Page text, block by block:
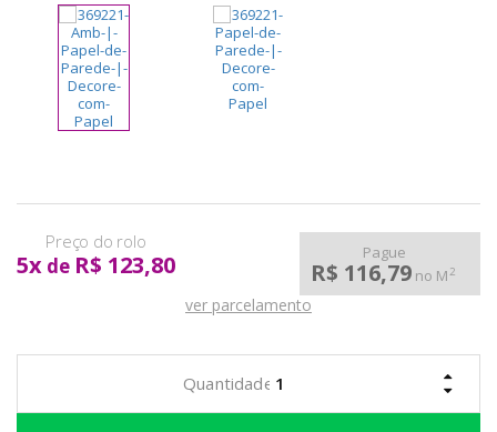
5x de R$ 123,80 Pague
R$ 116,79 no M2
ver parcelamento